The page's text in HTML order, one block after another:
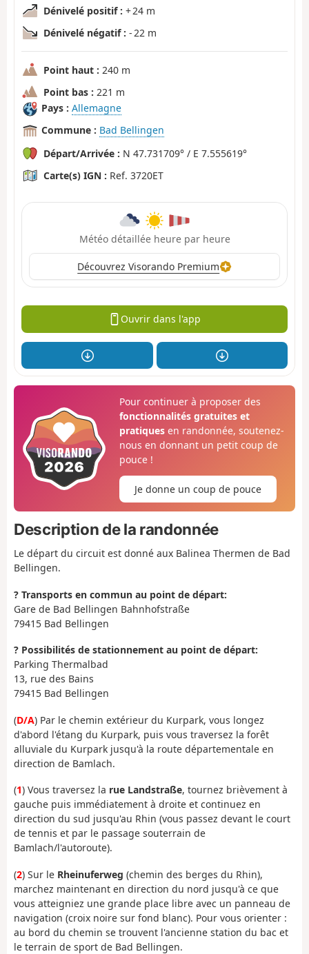
Dénivelé positif : + 24 m
Dénivelé négatif : - 22 m
Point haut : 240 m
Point bas : 221 m
Pays : Allemagne
Commune : Bad Bellingen
Départ/Arrivée : N 47.731709° / E 7.555619°
Carte(s) IGN : Ref. 3720ET
Météo détaillée heure par heure
Découvrez Visorando Premium
Ouvrir dans l'app
Pour continuer à proposer des
fonctionnalités gratuites et
pratiquesen randonnée, soutenez-
nous en donnant un petit coup de
pouce !
Je donne un coup de pouce
Description de la randonnée
Le départ du circuit est donné aux Balinea Thermen de Bad
Bellingen.
? Transports en commun au point de départ:
Gare de Bad Bellingen Bahnhofstraße
79415 Bad Bellingen
?️ Possibilités de stationnement au point de départ:
Parking Thermalbad
13, rue des Bains
79415 Bad Bellingen
(D/A) Par le chemin extérieur du Kurpark, vous longez
d'abord l'étang du Kurpark, puis vous traversez la forêt
alluviale du Kurpark jusqu'à la route départementale en
direction de Bamlach.
(1) Vous traversez la rue Landstraße, tournez brièvement à
gauche puis immédiatement à droite et continuez en
direction du sud jusqu'au Rhin (vous passez devant le court
de tennis et par le passage souterrain de
Bamlach/l'autoroute).
(2) Sur le Rheinuferweg (chemin des berges du Rhin),
marchez maintenant en direction du nord jusqu'à ce que
vous atteigniez une grande place libre avec un panneau de
navigation (croix noire sur fond blanc). Pour vous orienter :
au bord du chemin se trouvent l'ancienne station du bac et
le terrain de sport de Bad Bellingen.